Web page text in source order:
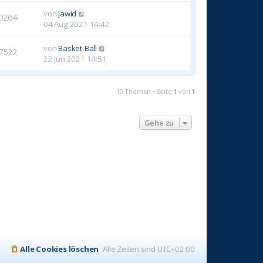
vonJawid
04 Aug 2021 14:42
vonBasket-Ball
22 Jun 2021 14:51
10 Themen • Seite 1 von 1
Gehe zu
Alle Zeiten sind UTC+02:00
Alle Cookies löschen